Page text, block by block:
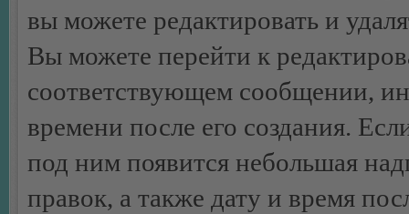
вы можете редактировать и
Вы можете перейти к
соответствующем сообщении,
времени после его создания.
под ним появится небольшая
правок, а также дату и время